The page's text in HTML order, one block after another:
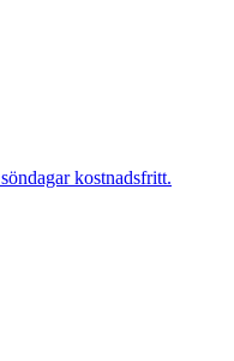
kostnadsfritt.